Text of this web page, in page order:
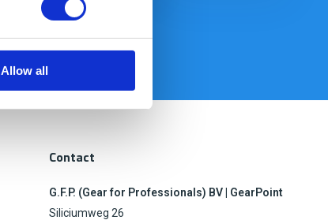
Allow all
Contact
G.F.P. (Gear for Professionals) BV | GearPoint
Siliciumweg 26